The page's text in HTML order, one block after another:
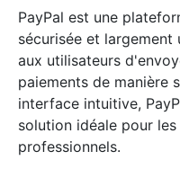
PayPal est une
sécurisée et largement
aux utilisateurs
paiements de manière
interface intuitive,
solution idéale pour
professionnels.